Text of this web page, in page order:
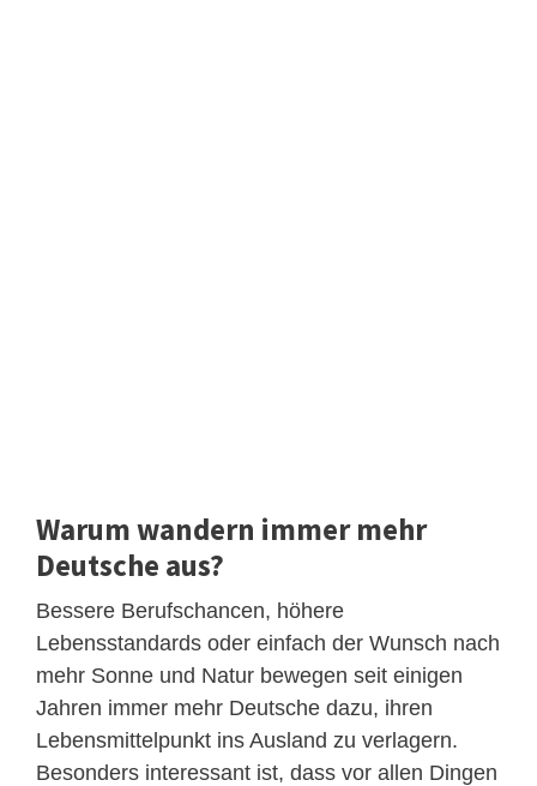
Warum wandern immer mehr
Deutsche aus?
Bessere Berufschancen, höhere
Lebensstandards oder einfach der Wunsch nach
mehr Sonne und Natur bewegen seit einigen
Jahren immer mehr Deutsche dazu, ihren
Lebensmittelpunkt ins Ausland zu verlagern.
Besonders interessant ist, dass vor allen Dingen